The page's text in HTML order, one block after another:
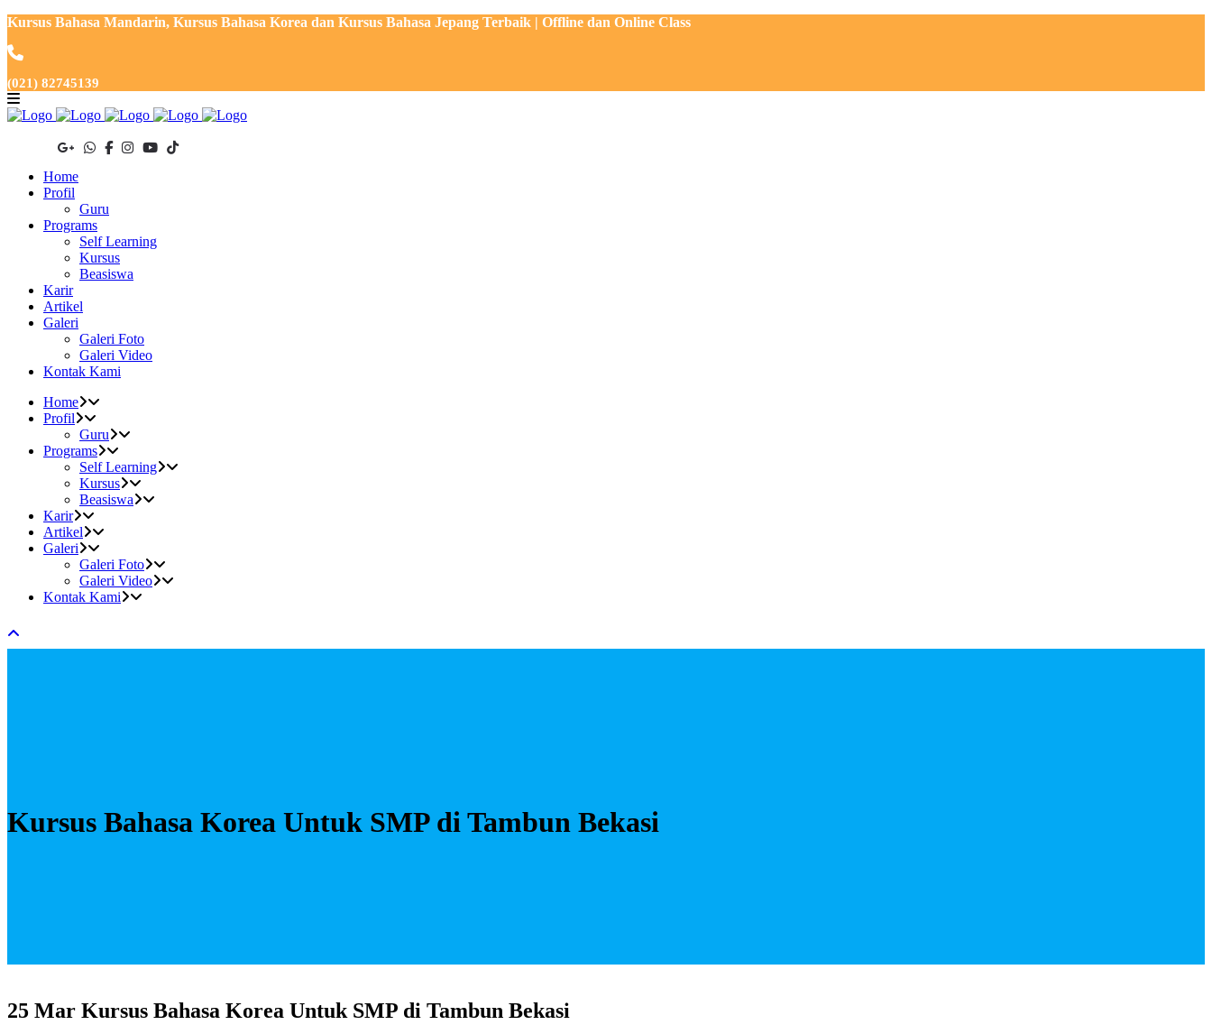
Kursus Bahasa Mandarin, Kursus Bahasa Korea dan Kursus Bahasa Jepang Terbaik | Offline dan Online Class
(021) 82745139
Home
Profil
Guru
Programs
Self Learning
Kursus
Beasiswa
Karir
Artikel
Galeri
Galeri Foto
Galeri Video
Kontak Kami
Home
Profil
Guru
Programs
Self Learning
Kursus
Beasiswa
Karir
Artikel
Galeri
Galeri Foto
Galeri Video
Kontak Kami
Kursus Bahasa Korea Untuk SMP di Tambun Bekasi
25 Mar Kursus Bahasa Korea Untuk SMP di Tambun Bekasi